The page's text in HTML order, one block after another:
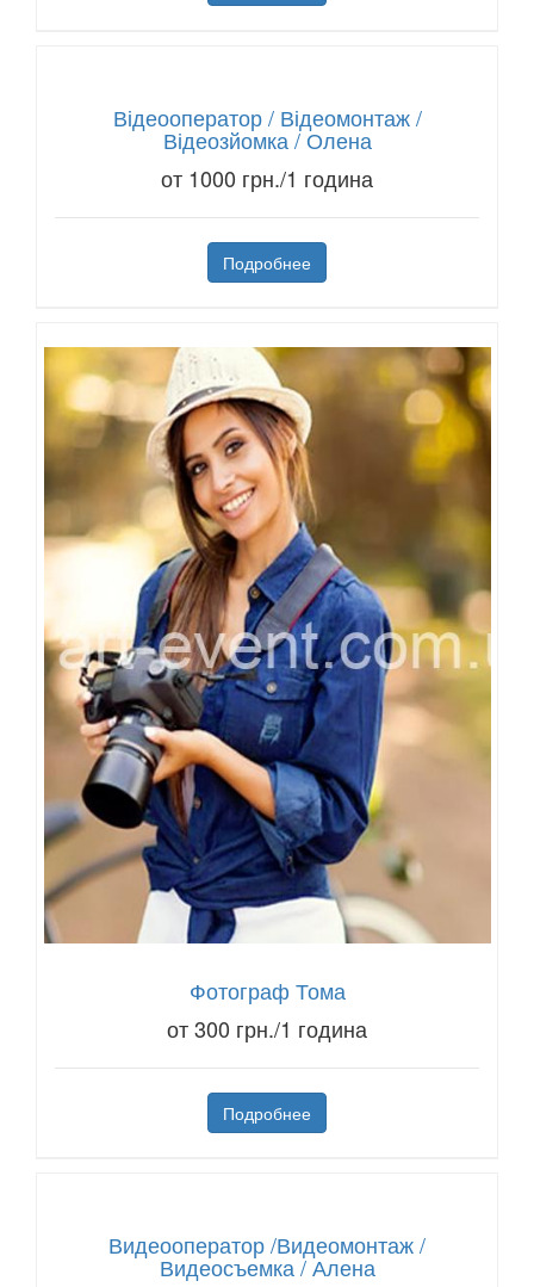
Відеооператор / Відеомонтаж /
Відеозйомка / Олена
от 1000 грн./1 година
Подробнее
Фотограф Тома
от 300 грн./1 година
Подробнее
Видеооператор /Видеомонтаж /
Видеосъемка / Алена